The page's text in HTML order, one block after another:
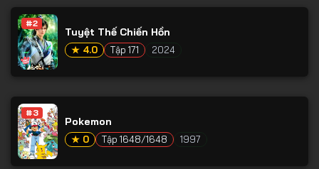
#2
Tuyệt Thế Chiến Hồn
★ 4.0 Tập 171 2024
#3
Pokemon
★ 0 Tập 1648/1648 1997